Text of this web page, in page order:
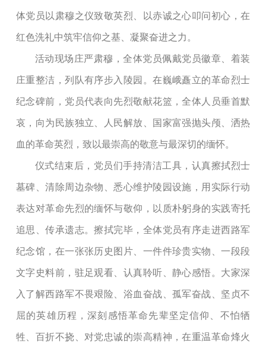
体党员以肃穆之仪致敬英烈、以赤诚之心叩问初心，在
红色洗礼中筑牢信仰之基、凝聚奋进之力。
活动现场庄严肃穆，全体党员佩戴党员徽章、着装
庄重整洁，列队有序步入陵园。在巍峨矗立的革命烈士
纪念碑前，党员代表向先烈敬献花篮，全体人员垂首默
哀，向为民族独立、人民解放、国家富强抛头颅、洒热
血的革命英烈，致以最崇高的敬意与最深切的缅怀。
仪式结束后，党员们手持清洁工具，认真擦拭烈士
墓碑、清除周边杂物、悉心维护陵园设施，用实际行动
表达对革命先烈的缅怀与敬仰，以质朴躬身的实践寄托
追思、传承遗志。擦拭完毕，全体党员有序走进西路军
纪念馆，在一张张历史图片、一件件珍贵实物、一段段
文字史料前，驻足观看、认真聆听、静心感悟。大家深
入了解西路军不畏艰险、浴血奋战、孤军奋战、坚贞不
屈的英雄历程，深刻感悟革命先辈坚定信仰、不怕牺
牲、百折不挠、对党忠诚的崇高精神，在重温革命烽火